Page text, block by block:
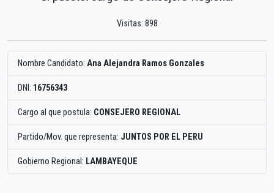
Visitas: 898
Nombre Candidato: Ana Alejandra Ramos Gonzales
DNI: 16756343
Cargo al que postula: CONSEJERO REGIONAL
Partido/Mov. que representa: JUNTOS POR EL PERU
Gobierno Regional: LAMBAYEQUE